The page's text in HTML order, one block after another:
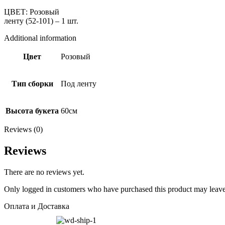
ЦВЕТ: Розовый
ленту (52-101) – 1 шт.
Additional information
Цвет Розовый
Тип сборки Под ленту
Высота букета 60см
Reviews (0)
Reviews
There are no reviews yet.
Only logged in customers who have purchased this product may
Оплата и Доставка